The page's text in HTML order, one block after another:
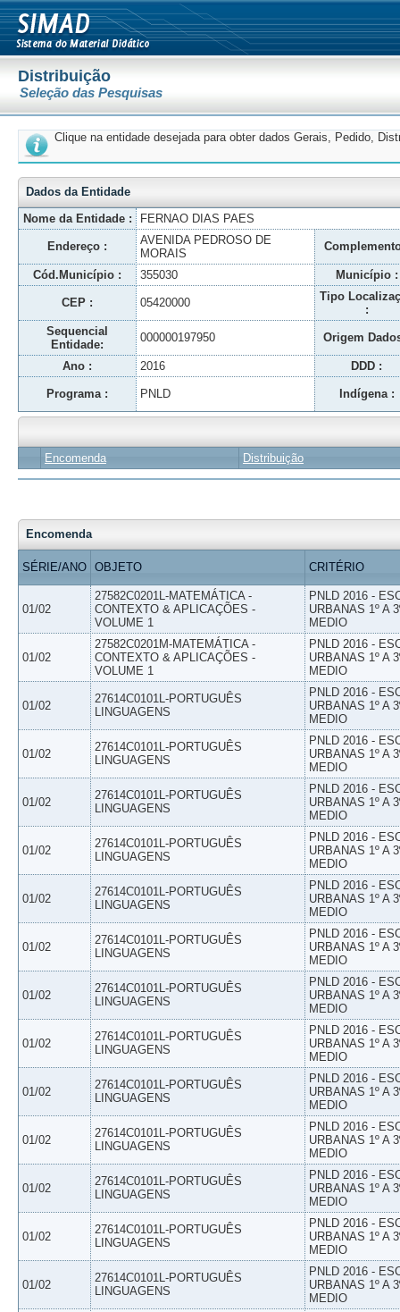
Distribuição
Seleção das Pesquisas
Clique na entidade desejada para obter dados Gerais, Pedido,
Dados da Entidade
Nome da Entidade :
FERNAO DIAS PAES
Endereço :
AVENIDA PEDROSO DE
MORAIS
Cód.Município : 355030 Município :
CEP : 05420000
Tipo
:
Sequencial
Entidade:
000000197950 Origem
Ano : 2016 DDD :
Programa : PNLD Indígena :
Encomenda Distribuição
Encomenda
SÉRIE/ANO OBJETO CRITÉRIO
01/02
27582C0201L-MATEMÁTICA -
CONTEXTO & APLICAÇÕES -
VOLUME 1
PNLD 2016 -
URBANAS 1º A
MEDIO
01/02
27582C0201M-MATEMÁTICA -
CONTEXTO & APLICAÇÕES -
VOLUME 1
PNLD 2016 -
URBANAS 1º A
MEDIO
01/02
27614C0101L-PORTUGUÊS
LINGUAGENS
PNLD 2016 -
URBANAS 1º A
MEDIO
01/02
27614C0101L-PORTUGUÊS
LINGUAGENS
PNLD 2016 -
URBANAS 1º A
MEDIO
01/02
27614C0101L-PORTUGUÊS
LINGUAGENS
PNLD 2016 -
URBANAS 1º A
MEDIO
01/02
27614C0101L-PORTUGUÊS
LINGUAGENS
PNLD 2016 -
URBANAS 1º A
MEDIO
01/02
27614C0101L-PORTUGUÊS
LINGUAGENS
PNLD 2016 -
URBANAS 1º A
MEDIO
01/02
27614C0101L-PORTUGUÊS
LINGUAGENS
PNLD 2016 -
URBANAS 1º A
MEDIO
01/02
27614C0101L-PORTUGUÊS
LINGUAGENS
PNLD 2016 -
URBANAS 1º A
MEDIO
01/02
27614C0101L-PORTUGUÊS
LINGUAGENS
PNLD 2016 -
URBANAS 1º A
MEDIO
01/02
27614C0101L-PORTUGUÊS
LINGUAGENS
PNLD 2016 -
URBANAS 1º A
MEDIO
01/02
27614C0101L-PORTUGUÊS
LINGUAGENS
PNLD 2016 -
URBANAS 1º A
MEDIO
01/02
27614C0101L-PORTUGUÊS
LINGUAGENS
PNLD 2016 -
URBANAS 1º A
MEDIO
01/02
27614C0101L-PORTUGUÊS
LINGUAGENS
PNLD 2016 -
URBANAS 1º A
MEDIO
01/02
27614C0101L-PORTUGUÊS
LINGUAGENS
PNLD 2016 -
URBANAS 1º A
MEDIO